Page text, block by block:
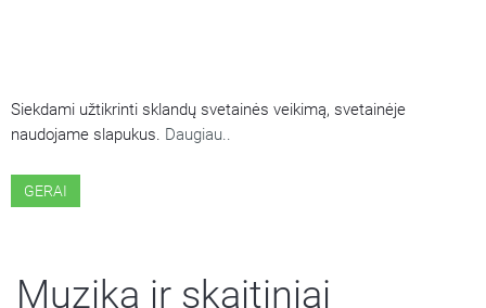
Siekdami užtikrinti sklandų svetainės veikimą, svetainėje
naudojame slapukus. Daugiau..
GERAI
Muzika ir skaitiniai